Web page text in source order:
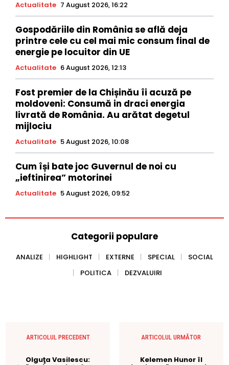
Actualitate 7 August 2026, 16:22
Gospodăriile din România se află deja
printre cele cu cel mai mic consum final de
energie pe locuitor din UE
Actualitate 6 August 2026, 12:13
Fost premier de la Chișinău îi acuză pe
moldoveni: Consumă in draci energia
livrată de România. Au arătat degetul
mijlociu
Actualitate 5 August 2026, 10:08
Cum își bate joc Guvernul de noi cu
„ieftinirea” motorinei
Actualitate 5 August 2026, 09:52
Categorii populare
ANALIZE HIGHLIGHT EXTERNE SPECIAL
SOCIAL
POLITICA
DEZVALUIRI
ARTICOLUL PRECEDENT
Olguţa Vasilescu:
ARTICOLUL URMĂTOR
Kelemen Hunor îl